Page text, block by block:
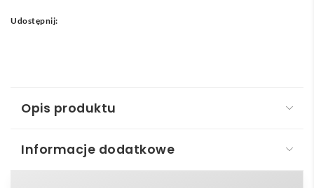
Udostępnij:
Opis produktu
Informacje dodatkowe